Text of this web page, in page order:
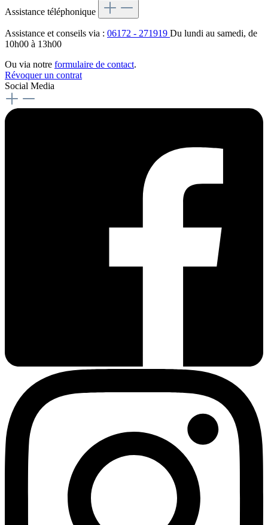
Assistance téléphonique
Assistance et conseils via : 06172 - 271919 Du lundi au samedi, de
10h00 à 13h00
Ou via notre formulaire de contact.
Révoquer un contrat
Social Media